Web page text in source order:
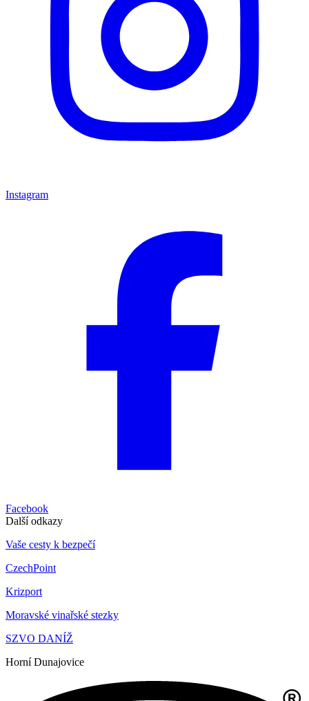
Instagram
Facebook
Další odkazy
Vaše cesty k bezpečí
CzechPoint
Krizport
Moravské vinařské stezky
SZVO DANÍŽ
Horní Dunajovice